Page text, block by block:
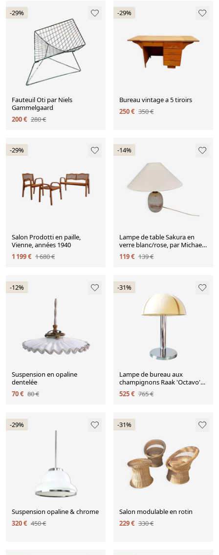
-29%
Fauteuil Oti par Niels
Gammelgaard
200 € 280 €
-29%
Bureau vintage a 5 tiroirs
250 € 350 €
-29%
Salon Prodotti en paille,
Vienne, années 1940
1 199 € 1 680 €
-14%
Lampe de table Sakura en
verre blanc/rose, par Michael
Bang pour Holmegaard
Danemark
119 € 139 €
-12%
Suspension en opaline
dentelée
70 € 80 €
-31%
Lampe de bureau aux
champignons Raak 'Octavo'
Space Age, années 1970
525 € 765 €
-29%
Suspension opaline & chrome
320 € 450 €
-31%
Salon modulable en rotin
229 € 330 €